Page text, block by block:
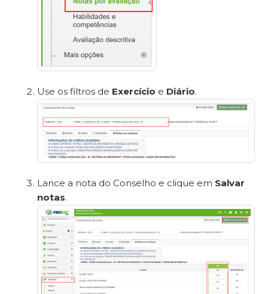
Use os filtros de Exercício e Diário.
Lance a nota do Conselho e clique em Salvar
notas.